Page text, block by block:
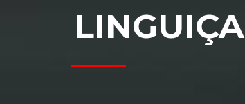
LINGUIÇA